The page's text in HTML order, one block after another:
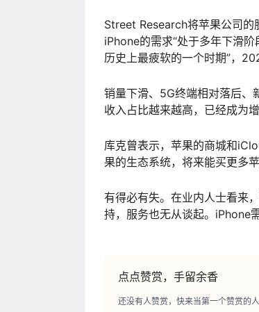
Street Research将苹果公司的
iPhone的需求“处于多年下滑
历史上最疲软的一个时期”，
销量下滑、5G终端相对落后、
收入占比越来越高，已经成为增
库克曾表示，苹果的商城和
果的生态系统，将来能买更多
有得必有失。在业内人士看来
持，服务也无从谈起。iPhone
点点赞赏，手留余香
还没有人赞赏，快来当第一个赞赏的人